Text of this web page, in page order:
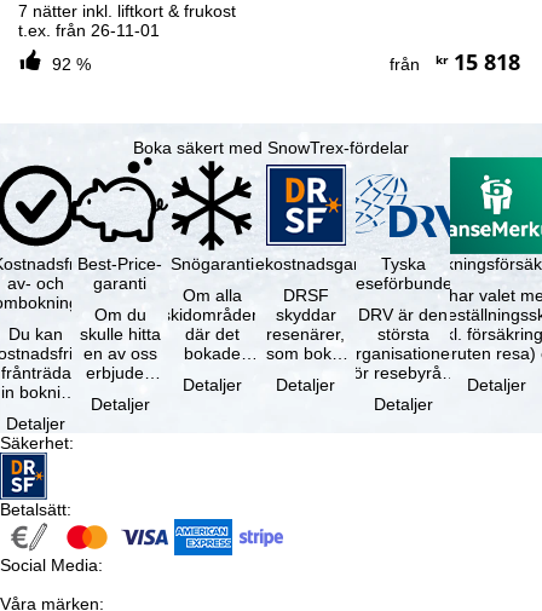
7 nätter inkl. liftkort & frukost
t.ex. från 26-11-01
92 %
från kr15 818
Boka säkert med SnowTrex-fördelar
av- och
Du kan
frånträda
bokning
efter
…
Detaljer
Best-Price-
garanti
Om du
skulle hitta
en av oss
erbjuden
samma
Detaljer
Snögaranti
Om alla
skidområden
där det
bokade
gäller –
Detaljer
Resekostnadsgaranti
DRSF
skyddar
resenärer,
som bokat
paketresa
Detaljer
Tyska
reseförbundet
DRV är den
största
organisationen
för resebyråer
researrangörer
Detaljer
Du har valet
(inkl.
avbruten resa)
Detaljer
Säkerhet:
Betalsätt:
Social Media:
Våra märken: